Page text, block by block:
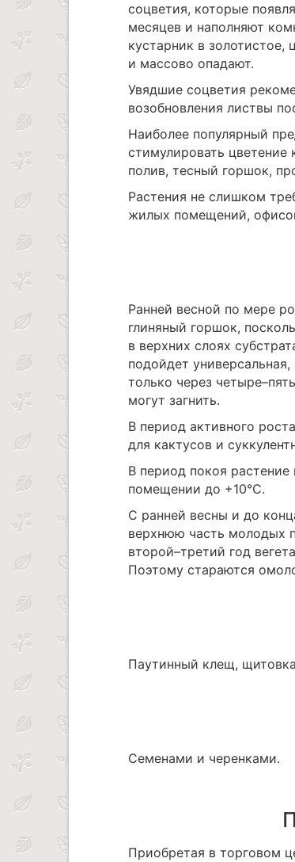
соцветия, которые
месяцев и наполняют
кустарник в
и массово опадают.
Увядшие соцветия
возобновления листвы
Наиболее популярный
стимулировать цветение
полив, тесный горшок,
Растения не слишком
жилых помещений,
Ранней весной по мере
глиняный горшок,
в верхних слоях
подойдет
только через
могут загнить.
В период активного
для кактусов и
В период покоя
помещении до +10°С.
С ранней весны и до
верхнюю часть молодых
второй–третий год
Поэтому стараются
Паутинный клещ,
Семенами и черенками.
Приобретая в торговом